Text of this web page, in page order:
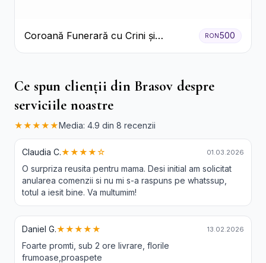
Coroană Funerară cu Crini și
Garoafe Albe
RON500
Ce spun clienții din Brasov despre
serviciile noastre
★★★★★Media: 4.9 din 8 recenzii
Claudia C.★★★★☆ 01.03.2026
O surpriza reusita pentru mama. Desi initial am solicitat
anularea comenzii si nu mi s-a raspuns pe whatssup,
totul a iesit bine. Va multumim!
Daniel G.★★★★★ 13.02.2026
Foarte promti, sub 2 ore livrare, florile
frumoase,proaspete